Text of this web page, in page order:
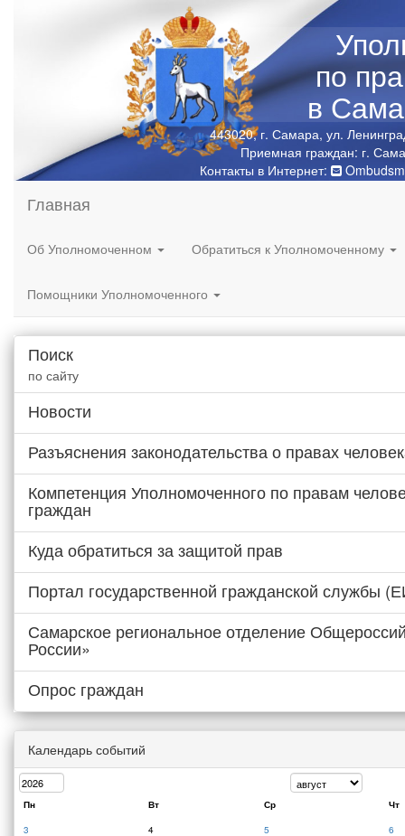
по
в
443020, г. Самара, ул.
Приемная граждан: г.
Контакты в Интернет:
Главная
Об Уполномоченном Обратиться к Уполномоченному
Помощники Уполномоченного
Поиск
по сайту
Новости
Разъяснения законодательства о правах
Компетенция Уполномоченного по правам
граждан
Куда обратиться за защитой прав
Портал государственной гражданской службы
Самарское региональное отделение
России»
Опрос граждан
Календарь событий
Пн Вт Ср
Чт
3
4 5
6